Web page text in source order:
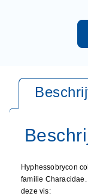
Hyphessobrycon
familie
deze vis: